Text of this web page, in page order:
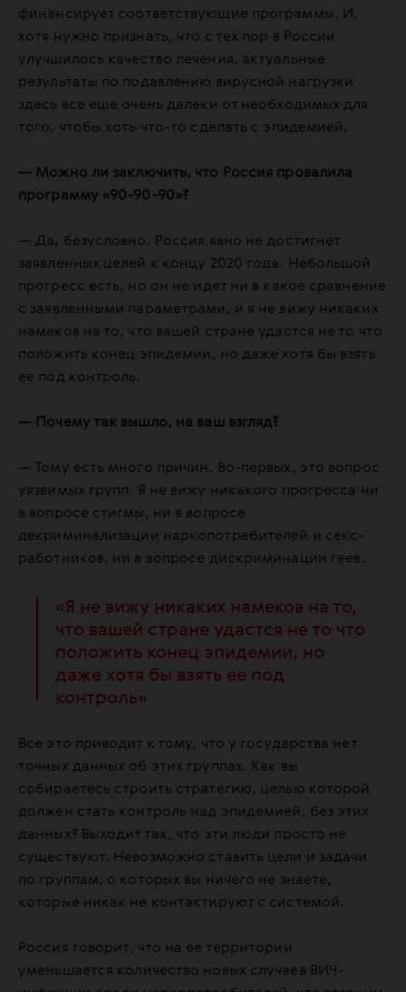
финансирует соответствующие программы. И,
хотя нужно признать, что с тех пор в России
улучшилось качество лечения, актуальные
результаты по подавлению вирусной нагрузки
здесь все еще очень далеки от необходимых для
того, чтобы хоть что-то сделать с эпидемией.
— Можно ли заключить, что Россия провалила
программу «90-90-90»?
— Да, безусловно. Россия явно не достигнет
заявленных целей к концу 2020 года. Небольшой
прогресс есть, но он не идет ни в какое сравнение
с заявленными параметрами, и я не вижу никаких
намеков на то, что вашей стране удастся не то что
положить конец эпидемии, но даже хотя бы взять
ее под контроль.
— Почему так вышло, на ваш взгляд?
— Тому есть много причин. Во-первых, это вопрос
уязвимых групп. Я не вижу никакого прогресса ни
в вопросе стигмы, ни в вопросе
декриминализации наркопотребителей и секс-
работников, ни в вопросе дискриминации геев.
«Я не вижу никаких намеков на то,
что вашей стране удастся не то что
положить конец эпидемии, но
даже хотя бы взять ее под
контроль»
Все это приводит к тому, что у государства нет
точных данных об этих группах. Как вы
собираетесь строить стратегию, целью которой
должен стать контроль над эпидемией, без этих
данных? Выходит так, что эти люди просто не
существуют. Невозможно ставить цели и задачи
по группам, о которых вы ничего не знаете,
которые никак не контактируют с системой.
Россия говорит, что на ее территории
уменьшается количество новых случаев ВИЧ-